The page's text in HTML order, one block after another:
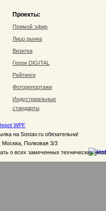
Проекты:
Прямой эфир
Лицо рынка
Визитка
Герои DIGITAL
Рейтинги
Фоторепортажи
Индустриальные
стандарты
WPF
на Sostav.ru обязательна!
Москва, Полковая 3/3
о всех замеченных технических